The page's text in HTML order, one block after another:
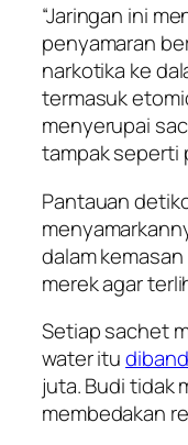
“Jaringan ini
penyamaran
narkotika ke
termasuk
menyerupai
tampak seperti
Pantauan
dalam
merek agar
Setiap sachet
water itu
juta. Budi tidak
membedakan